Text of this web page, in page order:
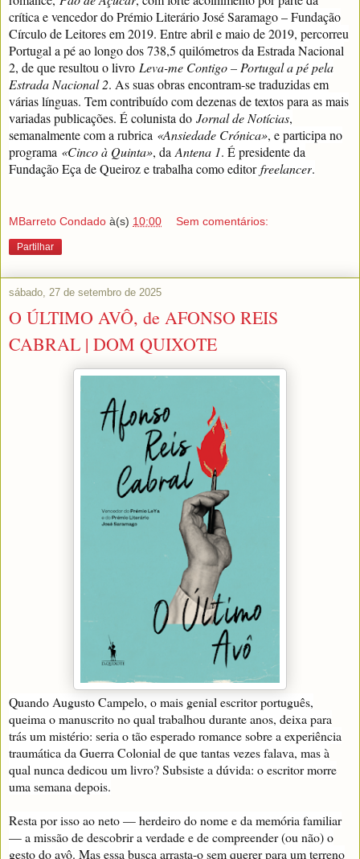
crítica e vencedor do Prémio Literário José Saramago – Fundação
Círculo de Leitores em 2019. Entre abril e maio de 2019, percorreu
Portugal a pé ao longo dos 738,5 quilómetros da Estrada Nacional
2, de que resultou o livro Leva-me Contigo – Portugal a pé pela
Estrada Nacional 2. As suas obras encontram-se traduzidas em
várias línguas. Tem contribuído com dezenas de textos para as mais
variadas publicações. É colunista do Jornal de Notícias,
semanalmente com a rubrica «Ansiedade Crónica», e participa no
programa «Cinco à Quinta», da Antena 1. É presidente da
Fundação Eça de Queiroz e trabalha como editorfreelancer.
MBarreto Condado à(s) 10:00 Sem comentários:
Partilhar
sábado, 27 de setembro de 2025
O ÚLTIMO AVÔ, de AFONSO REIS
CABRAL | DOM QUIXOTE
Quando Augusto Campelo, o mais genial escritor português,
queima o manuscrito no qual trabalhou durante anos, deixa para
trás um mistério: seria o tão esperado romance sobre a experiência
traumática da Guerra Colonial de que tantas vezes falava, mas à
qual nunca dedicou um livro? Subsiste a dúvida: o escritor morre
uma semana depois.
Resta por isso ao neto — herdeiro do nome e da memória familiar
— a missão de descobrir a verdade e de compreender (ou não) o
gesto do avô. Mas essa busca arrasta-o sem querer para um terreno